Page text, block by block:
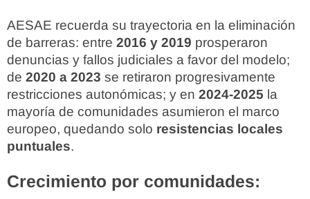
AESAE recuerda su trayectoria en la eliminación
de barreras: entre 2016 y 2019 prosperaron
denuncias y fallos judiciales a favor del modelo;
de 2020 a 2023 se retiraron progresivamente
restricciones autonómicas; y en 2024-2025 la
mayoría de comunidades asumieron el marco
europeo, quedando solo resistencias locales
puntuales.
Crecimiento por comunidades: